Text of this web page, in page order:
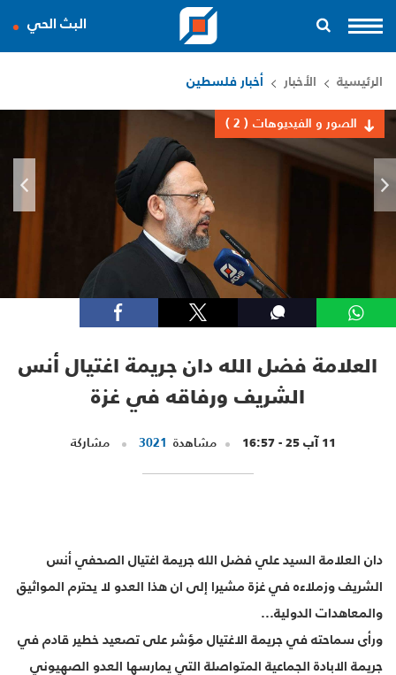
البث الحي
الرئيسية الأخبار أخبار فلسطين
الصور و الفيديوهات ( 2 )
العلامة فضل الله دان جريمة اغتيال أنس
الشريف ورفاقه في غزة
11 آب 25 - 16:57 مشاهدة 3021 مشاركة
دان العلامة السيد علي فضل الله جريمة اغتيال الصحفي أنس
الشريف وزملاءه في غزة مشيرا إلى ان هذا العدو لا يحترم المواثيق
والمعاهدات الدولية...
ورأى سماحته في جريمة الاغتيال مؤشر على تصعيد خطير قادم في
جريمة الابادة الجماعية المتواصلة التي يمارسها العدو الصهيوني